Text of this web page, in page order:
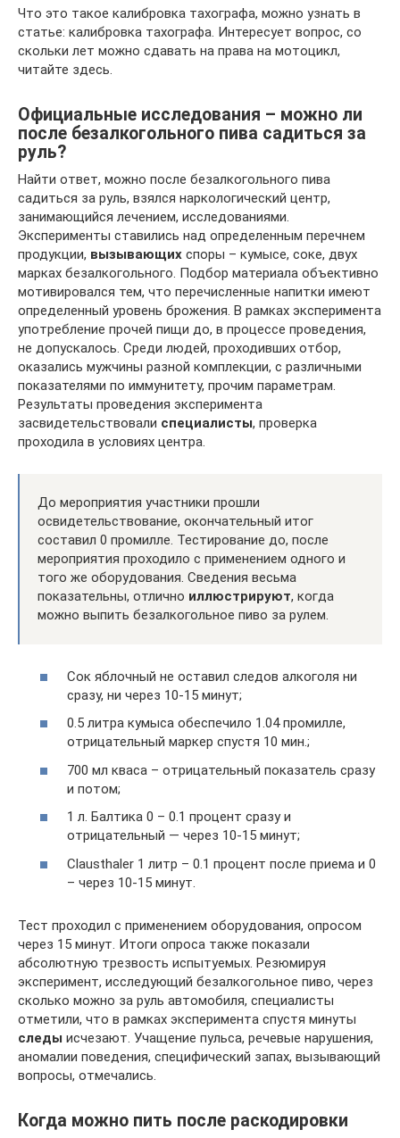
Что это такое калибровка тахографа, можно узнать в
статье: калибровка тахографа. Интересует вопрос, со
скольки лет можно сдавать на права на мотоцикл,
читайте здесь.
Официальные исследования – можно ли
после безалкогольного пива садиться за
руль?
Найти ответ, можно после безалкогольного пива
садиться за руль, взялся наркологический центр,
занимающийся лечением, исследованиями.
Эксперименты ставились над определенным перечнем
продукции, вызывающих споры – кумысе, соке, двух
марках безалкогольного. Подбор материала объективно
мотивировался тем, что перечисленные напитки имеют
определенный уровень брожения. В рамках эксперимента
употребление прочей пищи до, в процессе проведения,
не допускалось. Среди людей, проходивших отбор,
оказались мужчины разной комплекции, с различными
показателями по иммунитету, прочим параметрам.
Результаты проведения эксперимента
засвидетельствовали специалисты, проверка
проходила в условиях центра.
До мероприятия участники прошли
освидетельствование, окончательный итог
составил 0 промилле. Тестирование до, после
мероприятия проходило с применением одного и
того же оборудования. Сведения весьма
показательны, отлично иллюстрируют, когда
можно выпить безалкогольное пиво за рулем.
Сок яблочный не оставил следов алкоголя ни
сразу, ни через 10-15 минут;
0.5 литра кумыса обеспечило 1.04 промилле,
отрицательный маркер спустя 10 мин.;
700 мл кваса – отрицательный показатель сразу
и потом;
1 л. Балтика 0 – 0.1 процент сразу и
отрицательный — через 10-15 минут;
Clausthaler 1 литр – 0.1 процент после приема и 0
– через 10-15 минут.
Тест проходил с применением оборудования, опросом
через 15 минут. Итоги опроса также показали
абсолютную трезвость испытуемых. Резюмируя
эксперимент, исследующий безалкогольное пиво, через
сколько можно за руль автомобиля, специалисты
отметили, что в рамках эксперимента спустя минуты
следы исчезают. Учащение пульса, речевые нарушения,
аномалии поведения, специфический запах, вызывающий
вопросы, отмечались.
Когда можно пить после раскодировки